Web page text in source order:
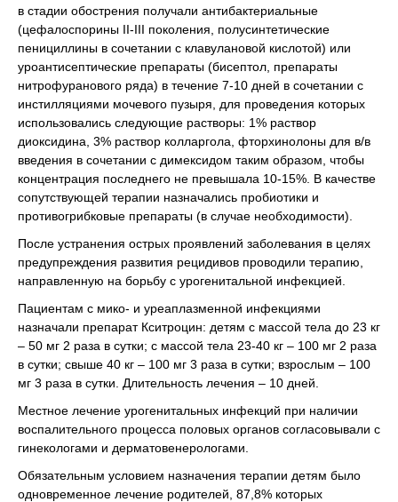
в стадии обострения получали антибактериальные
(цефалоспорины ІІ-ІІІ поколения, полусинтетические
пенициллины в сочетании с клавулановой кислотой) или
уроантисептические препараты (бисептол, препараты
нитрофуранового ряда) в течение 7-10 дней в сочетании с
инстилляциями мочевого пузыря, для проведения которых
использовались следующие растворы: 1% раствор
диоксидина, 3% раствор колларгола, фторхинолоны для в/в
введения в сочетании с димексидом таким образом, чтобы
концентрация последнего не превышала 10-15%. В качестве
сопутствующей терапии назначались пробиотики и
противогрибковые препараты (в случае необходимости).
После устранения острых проявлений заболевания в целях
предупреждения развития рецидивов проводили терапию,
направленную на борьбу с урогенитальной инфекцией.
Пациентам с мико- и уреаплазменной инфекциями
назначали препарат Кситроцин: детям с массой тела до 23 кг
– 50 мг 2 раза в сутки; с массой тела 23-40 кг – 100 мг 2 раза
в сутки; свыше 40 кг – 100 мг 3 раза в сутки; взрослым – 100
мг 3 раза в сутки. Длительность лечения – 10 дней.
Местное лечение урогенитальных инфекций при наличии
воспалительного процесса половых органов согласовывали с
гинекологами и дерматовенерологами.
Обязательным условием назначения терапии детям было
одновременное лечение родителей, 87,8% которых